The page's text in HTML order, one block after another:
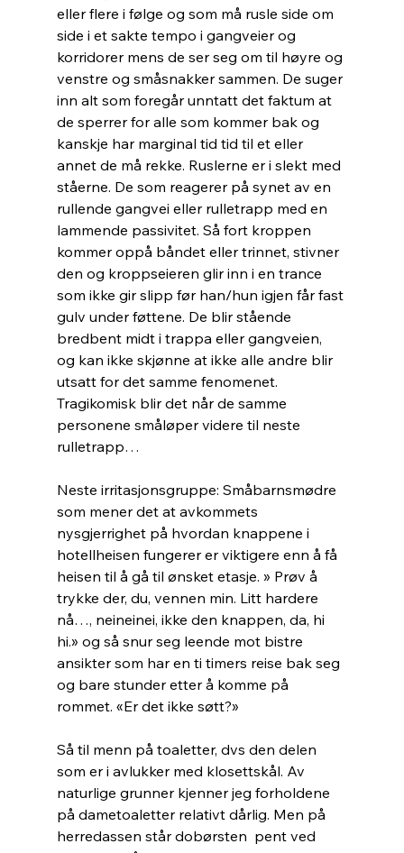
eller flere i følge og som må rusle side om
side i et sakte tempo i gangveier og
korridorer mens de ser seg om til høyre og
venstre og småsnakker sammen. De suger
inn alt som foregår unntatt det faktum at
de sperrer for alle som kommer bak og
kanskje har marginal tid tid til et eller
annet de må rekke. Ruslerne er i slekt med
ståerne. De som reagerer på synet av en
rullende gangvei eller rulletrapp med en
lammende passivitet. Så fort kroppen
kommer oppå båndet eller trinnet, stivner
den og kroppseieren glir inn i en trance
som ikke gir slipp før han/hun igjen får fast
gulv under føttene. De blir stående
bredbent midt i trappa eller gangveien,
og kan ikke skjønne at ikke alle andre blir
utsatt for det samme fenomenet.
Tragikomisk blir det når de samme
personene småløper videre til neste
rulletrapp…
Neste irritasjonsgruppe: Småbarnsmødre
som mener det at avkommets
nysgjerrighet på hvordan knappene i
hotellheisen fungerer er viktigere enn å få
heisen til å gå til ønsket etasje. » Prøv å
trykke der, du, vennen min. Litt hardere
nå…, neineinei, ikke den knappen, da, hi
hi.» og så snur seg leende mot bistre
ansikter som har en ti timers reise bak seg
og bare stunder etter å komme på
rommet. «Er det ikke søtt?»
Så til menn på toaletter, dvs den delen
som er i avlukker med klosettskål. Av
naturlige grunner kjenner jeg forholdene
på dametoaletter relativt dårlig. Men på
herredassen står dobørsten  pent ved